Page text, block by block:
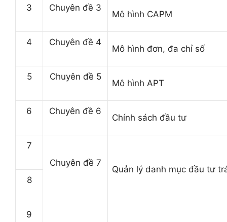
3 Chuyên đề 3
Mô hình CAPM
4 Chuyên đề 4
Mô hình đơn, đa chỉ số
5 Chuyên đề 5
Mô hình APT
6 Chuyên đề 6
Chính sách đầu tư
7
Chuyên đề 7
Quản lý danh mục đầu tư
8
9